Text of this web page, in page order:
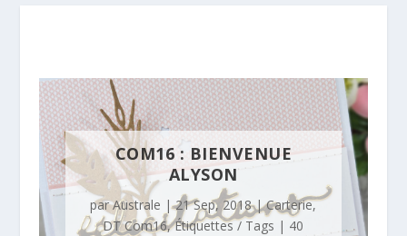
COM16 : BIENVENUE
ALYSON
parAustrale |21 Sep, 2018|Carterie,
DT Com16,Étiquettes / Tags | 40